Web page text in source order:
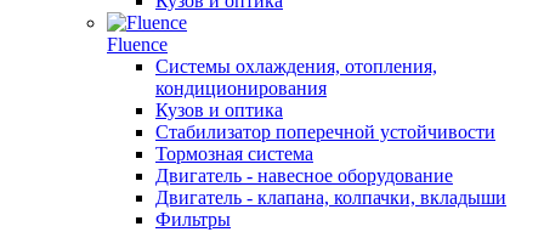
Fluence
Системы охлаждения, отопления,
кондиционирования
Кузов и оптика
Стабилизатор поперечной устойчивости
Тормозная система
Двигатель - навесное оборудование
Двигатель - клапана, колпачки, вкладыши
Фильтры